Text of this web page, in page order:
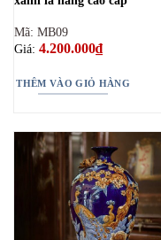
Mã: MB09
Giá: 4.200.000₫
THÊM VÀO GIỎ HÀNG